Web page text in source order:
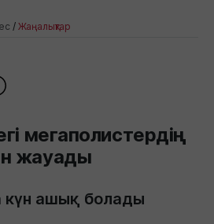
/ Жаңалықтар
мегаполистердің
жауады
күн ашық болады